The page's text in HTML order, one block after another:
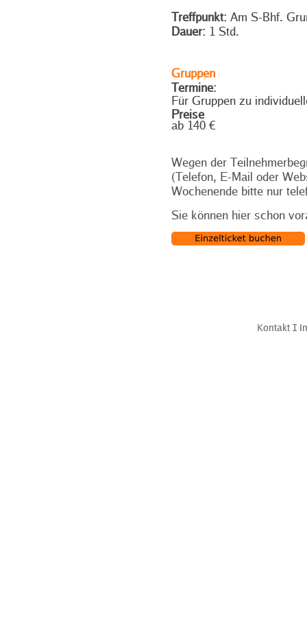
Treffpunkt: Am S-Bhf.
Dauer: 1 Std.
Gruppen
Termine:
Für Gruppen zu
Preise
ab 140 €
Wegen der
(Telefon, E-Mail oder
Wochenende bitte nur
Sie können hier schon
Kontakt Ι